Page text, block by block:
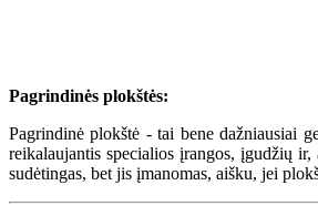
Pagrindinės plokštės:
Pagrindinė plokštė - tai bene dažniausiai
reikalaujantis specialios įrangos, įgudžių
sudėtingas, bet jis įmanomas, aišku, jei